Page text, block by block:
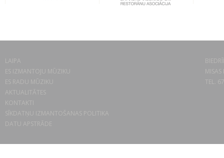
LAIPA
ES IZMANTOJU MŪZIKU
ES RADU MŪZIKU
AKTUALITĀTES
KONTAKTI
SĪKDATŅU IZMANTOŠANAS POLITIKA
DATU APSTRĀDE
TEL.